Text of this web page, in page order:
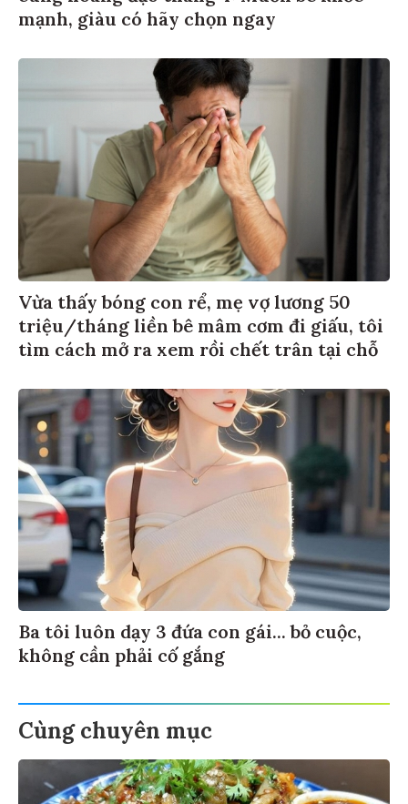
mạnh, giàu có hãy chọn ngay
Vừa thấy bóng con rể, mẹ vợ lương 50
triệu/tháng liền bê mâm cơm đi giấu, tôi
tìm cách mở ra xem rồi chết trân tại chỗ
Ba tôi luôn dạy 3 đứa con gái... bỏ cuộc,
không cần phải cố gắng
Cùng chuyên mục